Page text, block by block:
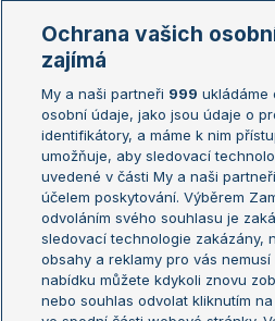
Žebříčky
Žebříček ATP (muži)
Žebříček WTA (ženy)
Sázkařský žebříček
US
Turnaj
Turnaj
Aktualní trendy
Ochrana vašich
zajímá
My a naši partneři 999 ukládáme
osobní údaje, jako jsou údaje o
identifikátory, a máme k nim
umožňuje, aby sledovací
uvedené v části My a naši
účelem poskytování. Výběrem
odvoláním svého souhlasu je
sledovací technologie zakázány,
obsahy a reklamy pro vás
nabídku můžete kdykoli znovu
nebo souhlas odvolat kliknutím